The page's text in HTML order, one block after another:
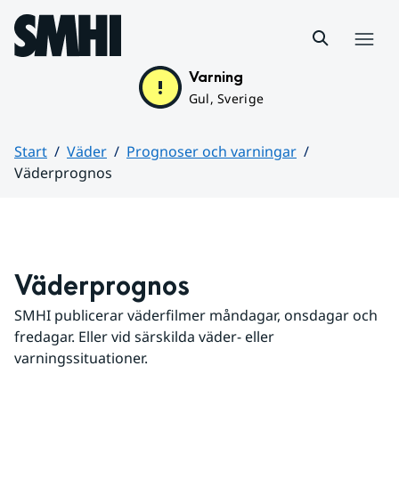
Hoppa till sidans innehåll
Varning
Gul, Sverige
Start Väder
Prognoser och varningar
Väderprognos
Väderprognos
SMHI publicerar väderfilmer måndagar, onsdagar och
fredagar. Eller vid särskilda väder- eller
varningssituationer.